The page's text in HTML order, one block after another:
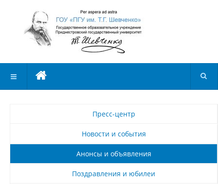
Пресс-центр
Новости и события
Анонсы и объявления
Поздравления и юбилеи